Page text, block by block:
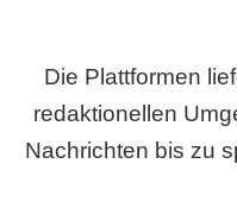
Die Plattformen
redaktionellen
Nachrichten bis zu